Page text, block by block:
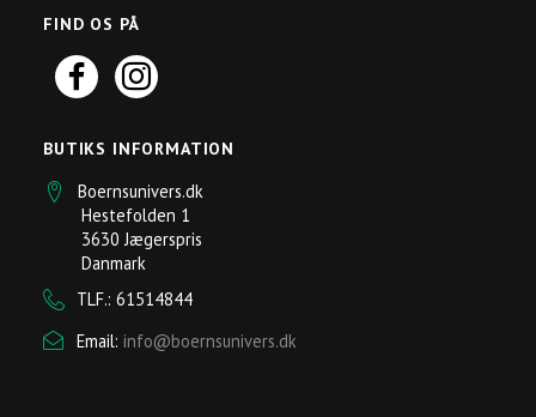
FIND OS PÅ
BUTIKS INFORMATION
Boernsunivers.dk
Hestefolden 1
3630 Jægerspris
Danmark
TLF.: 61514844
Email: info@boernsunivers.dk